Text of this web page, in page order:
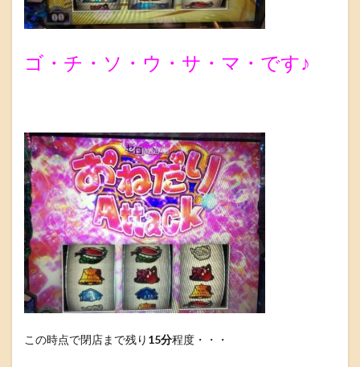
ゴ・チ・ソ・ウ・サ・マ・です♪
この時点で閉店まで残り 15分程度・・・